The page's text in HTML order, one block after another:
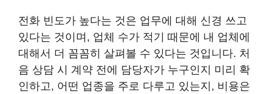
전화 빈도가 높다는 것은 업무에 대해 신경 쓰고
있다는 것이며, 업체 수가 적기 때문에 내 업체에
대해서 더 꼼꼼히 살펴볼 수 있다는 것입니다. 처
음 상담 시 계약 전에 담당자가 누구인지 미리 확
인하고, 어떤 업종을 주로 다루고 있는지, 비용은